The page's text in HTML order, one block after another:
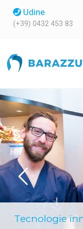
Udine
(+39) 0432 453 83
Tecnologie